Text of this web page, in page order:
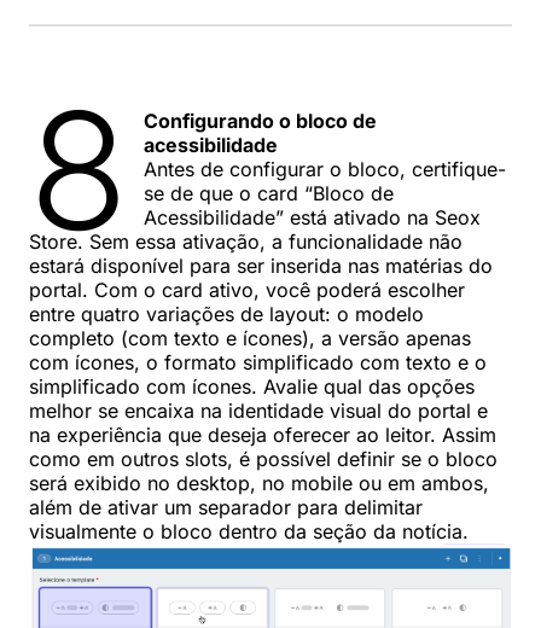
8
Configurando o bloco de
acessibilidade
Antes de configurar o bloco, certifique-
se de que o card “Bloco de
Acessibilidade” está ativado na Seox
Store. Sem essa ativação, a funcionalidade não
estará disponível para ser inserida nas matérias do
portal. Com o card ativo, você poderá escolher
entre quatro variações de layout: o modelo
completo (com texto e ícones), a versão apenas
com ícones, o formato simplificado com texto e o
simplificado com ícones. Avalie qual das opções
melhor se encaixa na identidade visual do portal e
na experiência que deseja oferecer ao leitor. Assim
como em outros slots, é possível definir se o bloco
será exibido no desktop, no mobile ou em ambos,
além de ativar um separador para delimitar
visualmente o bloco dentro da seção da notícia.